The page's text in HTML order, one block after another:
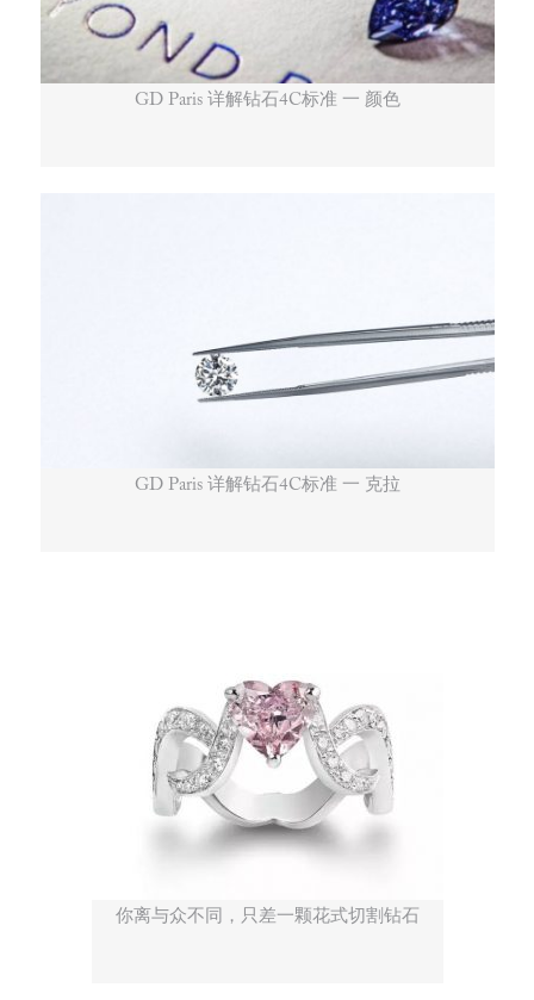
GD Paris 详解钻石4C标准 一 颜色
GD Paris 详解钻石4C标准 一 克拉
你离与众不同，只差一颗花式切割钻石